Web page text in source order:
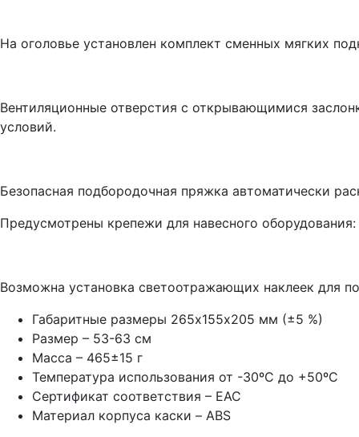
На оголовье установлен комплект сменных мягких
Вентиляционные отверстия с открывающимися
условий.
Безопасная подбородочная пряжка автоматически
Предусмотрены крепежи для навесного
Возможна установка светоотражающих наклеек для
Габаритные размеры 265х155х205 мм (±5 %)
Размер – 53-63 см
Масса – 465±15 г
Температура использования от -30ºС до +50ºС
Сертификат соответствия – ЕАС
Материал корпуса каски – ABS